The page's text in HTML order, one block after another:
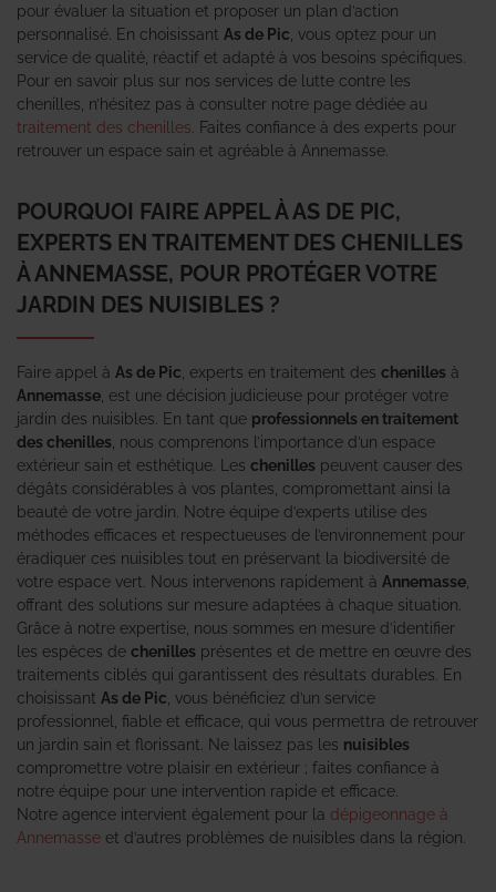
pour évaluer la situation et proposer un plan d’action
personnalisé. En choisissant As de Pic , vous optez pour un
service de qualité, réactif et adapté à vos besoins spécifiques.
Pour en savoir plus sur nos services de lutte contre les
chenilles, n’hésitez pas à consulter notre page dédiée au
traitement des chenilles . Faites confiance à des experts pour
retrouver un espace sain et agréable à Annemasse.
POURQUOI FAIRE APPEL À AS DE PIC,
EXPERTS EN TRAITEMENT DES CHENILLES
À ANNEMASSE, POUR PROTÉGER VOTRE
JARDIN DES NUISIBLES ?
Faire appel à As de Pic , experts en traitement des chenilles à
Annemasse , est une décision judicieuse pour protéger votre
jardin des nuisibles. En tant que professionnels en traitement
des chenilles , nous comprenons l’importance d’un espace
extérieur sain et esthétique. Les chenilles peuvent causer des
dégâts considérables à vos plantes, compromettant ainsi la
beauté de votre jardin. Notre équipe d’experts utilise des
méthodes efficaces et respectueuses de l’environnement pour
éradiquer ces nuisibles tout en préservant la biodiversité de
votre espace vert. Nous intervenons rapidement à Annemasse
offrant des solutions sur mesure adaptées à chaque situation.
Grâce à notre expertise, nous sommes en mesure d’identifier
les espèces de chenilles présentes et de mettre en œuvre des
traitements ciblés qui garantissent des résultats durables. En
choisissant As de Pic , vous bénéficiez d’un service
professionnel, fiable et efficace, qui vous permettra de retrouver
un jardin sain et florissant. Ne laissez pas les nuisibles
compromettre votre plaisir en extérieur ; faites confiance à
notre équipe pour une intervention rapide et efficace.
Notre agence intervient également pour la dépigeonnage à
Annemasse et d’autres problèmes de nuisibles dans la région.